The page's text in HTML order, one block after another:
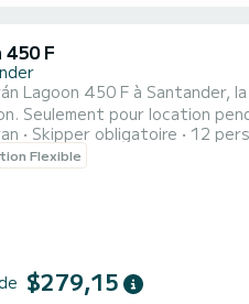
450 F
Lagoon 450 F à Santander,
Seulement pour location
Skipper obligatoire 12
Flexible
$279,15